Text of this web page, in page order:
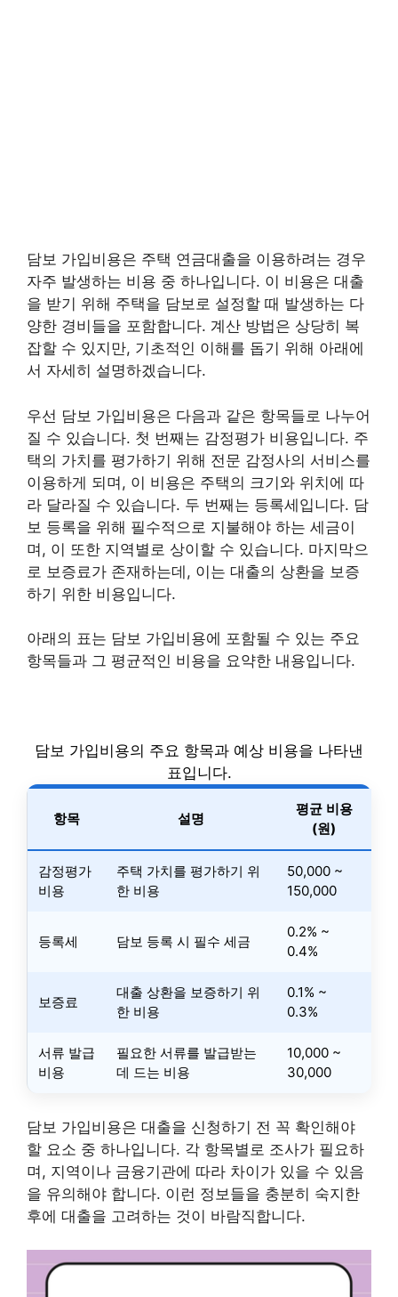
담보 가입비용은 주택 연금대출을 이용하려는 경우
자주 발생하는 비용 중 하나입니다. 이 비용은 대출
을 받기 위해 주택을 담보로 설정할 때 발생하는 다
양한 경비들을 포함합니다. 계산 방법은 상당히 복
잡할 수 있지만, 기초적인 이해를 돕기 위해 아래에
서 자세히 설명하겠습니다.
우선 담보 가입비용은 다음과 같은 항목들로 나누어
질 수 있습니다. 첫 번째는 감정평가 비용입니다. 주
택의 가치를 평가하기 위해 전문 감정사의 서비스를
이용하게 되며, 이 비용은 주택의 크기와 위치에 따
라 달라질 수 있습니다. 두 번째는 등록세입니다. 담
보 등록을 위해 필수적으로 지불해야 하는 세금이
며, 이 또한 지역별로 상이할 수 있습니다. 마지막으
로 보증료가 존재하는데, 이는 대출의 상환을 보증
하기 위한 비용입니다.
아래의 표는 담보 가입비용에 포함될 수 있는 주요
항목들과 그 평균적인 비용을 요약한 내용입니다.
담보 가입비용의 주요 항목과 예상 비용을 나타낸
표입니다.
항목 설명
평균 비용
(원)
감정평가
비용
주택 가치를 평가하기 위
한 비용
50,000 ~
150,000
등록세 담보 등록 시 필수 세금
0.2% ~
0.4%
보증료
대출 상환을 보증하기 위
한 비용
0.1% ~
0.3%
서류 발급
비용
필요한 서류를 발급받는
데 드는 비용
10,000 ~
30,000
담보 가입비용은 대출을 신청하기 전 꼭 확인해야
할 요소 중 하나입니다. 각 항목별로 조사가 필요하
며, 지역이나 금융기관에 따라 차이가 있을 수 있음
을 유의해야 합니다. 이런 정보들을 충분히 숙지한
후에 대출을 고려하는 것이 바람직합니다.